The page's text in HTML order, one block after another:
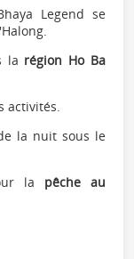
Legend se
la région Ho Ba
activités.
la nuit sous le
la pêche au